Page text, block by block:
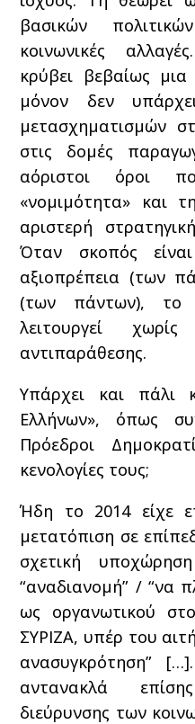
βασικών
κοινωνικές
κρύβει βεβαίως
μόνον δεν
μετασχηματισμών
στις δομές
αόριστοι όροι
«νομιμότητα» και
αριστερή
Όταν σκοπός
αξιοπρέπεια (των
(των πάντων), το
λειτουργεί
αντιπαράθεσης.
Υπάρχει και πάλι
Ελλήνων», όπως
Πρόεδροι
κενολογίες τους;
Ήδη το 2014 είχε
μετατόπιση σε
σχετική
“αναδιανομή” / “να
ως οργανωτικού
ΣΥΡΙΖΑ, υπέρ του
ανασυγκρότηση”
αντανακλά
διεύρυνσης των